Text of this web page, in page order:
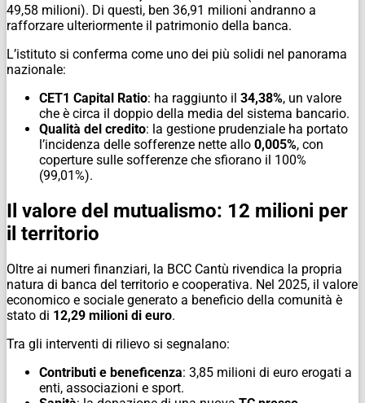
49,58 milioni). Di questi, ben 36,91 milioni andranno a
rafforzare ulteriormente il patrimonio della banca.
​L’istituto si conferma come uno dei più solidi nel panorama
nazionale:
CET1 Capital Ratio: ha raggiunto il 34,38%, un valore
che è circa il doppio della media del sistema bancario.
Qualità del credito: la gestione prudenziale ha portato
l’incidenza delle sofferenze nette allo 0,005%, con
coperture sulle sofferenze che sfiorano il 100%
(99,01%).
​Il valore del mutualismo: 12 milioni per
il territorio
​Oltre ai numeri finanziari, la BCC Cantù rivendica la propria
natura di banca del territorio e cooperativa. Nel 2025, il valore
economico e sociale generato a beneficio della comunità è
stato di 12,29 milioni di euro.
​Tra gli interventi di rilievo si segnalano:
Contributi e beneficenza: 3,85 milioni di euro erogati a
enti, associazioni e sport.